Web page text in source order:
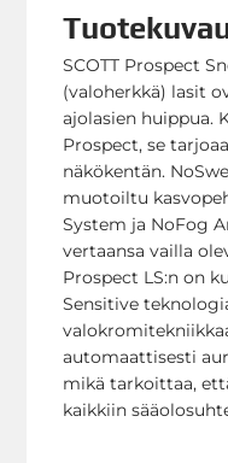
SCOTT Prospect
(valoherkkä) lasit
ajolasien huippua.
Prospect, se
näkökentän.
muotoiltu
System ja NoFog
vertaansa vailla
Prospect LS:n on
Sensitive
automaattisesti
mikä tarkoittaa,
kaikkiin